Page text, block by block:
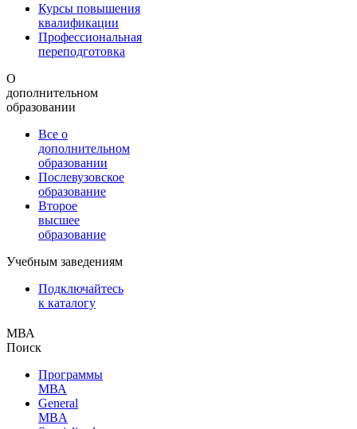
Курсы повышения
квалификации
Профессиональная
переподготовка
О
дополнительном
образовании
Все о
дополнительном
образовании
Послевузовское
образование
Второе
высшее
образование
Учебным заведениям
Подключайтесь
к каталогу
МВА
Поиск
Программы
МВА
General
MBA